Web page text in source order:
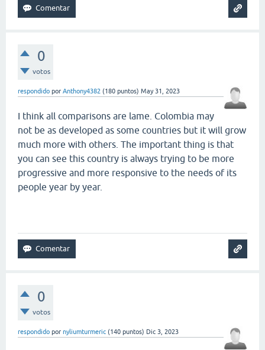
0
votos
respondido por Anthony4382 (180 puntos) May 31, 2023
I think all comparisons are lame. Colombia may
not be as developed as some countries but it will grow
much more with others. The important thing is that
you can see this country is always trying to be more
progressive and more responsive to the needs of its
people year by year.
0
votos
respondido por nyliumturmeric (140 puntos) Dic 3, 2023